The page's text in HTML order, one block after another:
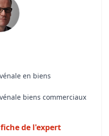
en biens
biens commerciaux
de l'expert